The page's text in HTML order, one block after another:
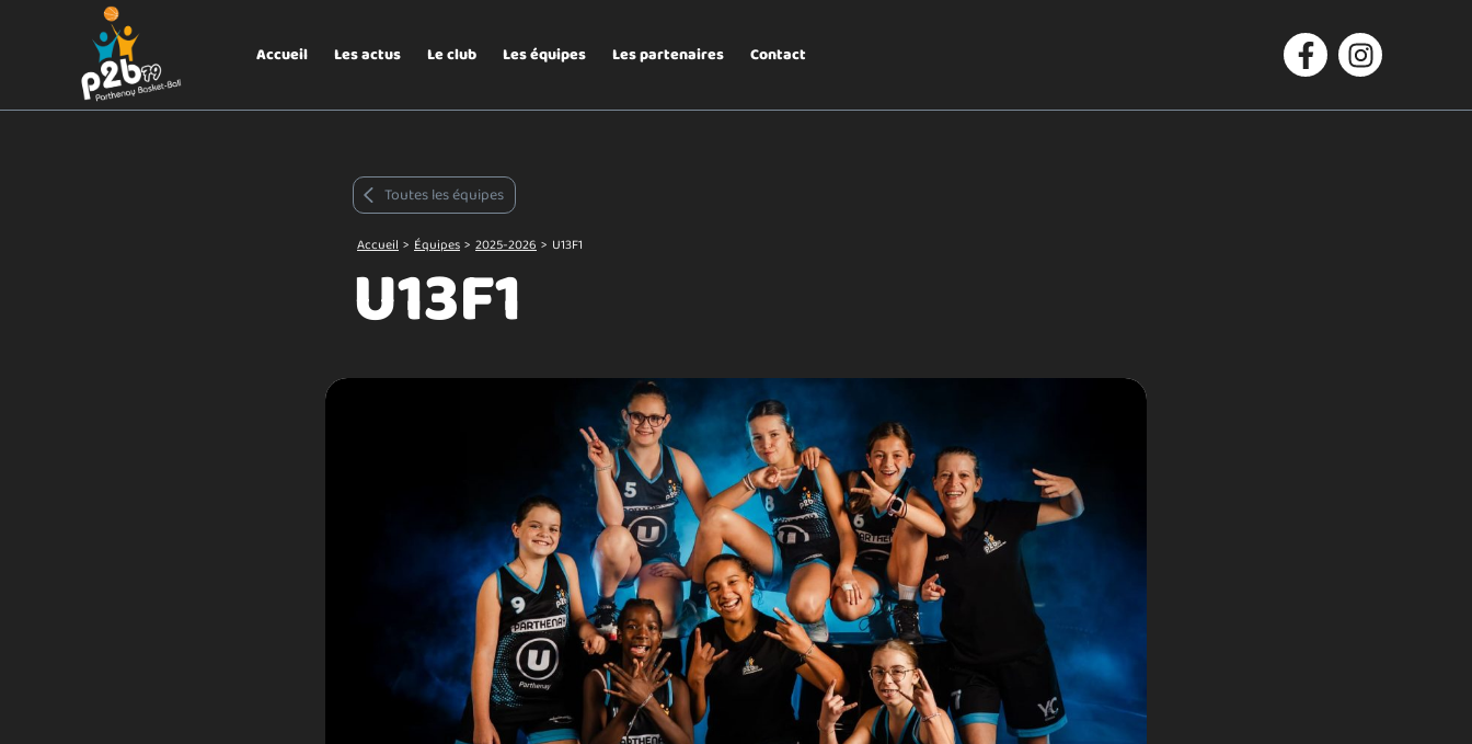
P2B79
Accueil Les actus Le club Les équipes Les partenaires Contact FacebookInstagram
Toutes les équipes
Accueil > Équipes > 2025-2026 > U13F1
U13F1